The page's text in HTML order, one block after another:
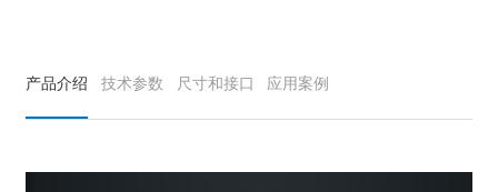
产品介绍 技术参数 尺寸和接口 应用案例